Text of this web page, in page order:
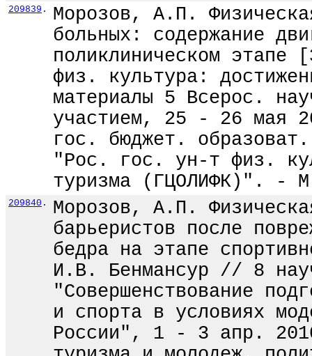
209839 .
Морозов, А.П.
больных: содержание
поликлиническом
физ. культура:
материалы 5 Всерос.
участием, 25 - 26 мая
гос. бюджет.
"Рос. гос. ун-т физ.
туризма (ГЦОЛИФК)". -
209840 .
Морозов, А.П.
барьеристов после
бедра на этапе
И.В. Бенмансур // 8
"Совершенствование
и спорта в условиях
России", 1 - 3 апр.